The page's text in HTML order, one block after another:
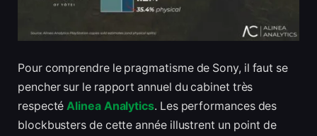
Pour comprendre le pragmatisme de Sony, il faut se
pencher sur le rapport annuel du cabinet très
respecté Alinea Analytics. Les performances des
blockbusters de cette année illustrent un point de